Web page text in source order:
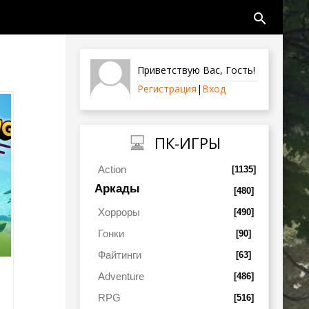
search
Приветствую Вас, Гость!
Регистрация | Вход
ПК-ИГРЫ
Action [1135]
Аркады [480]
Хорроры [490]
Гонки [90]
Файтинги [63]
Adventure [486]
RPG [516]